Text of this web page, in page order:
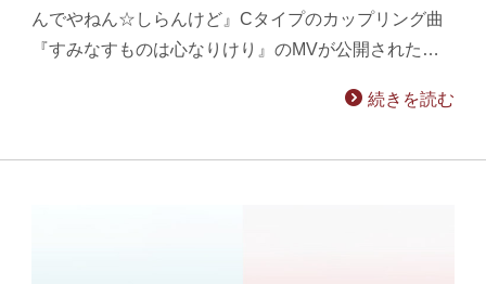
んでやねん☆しらんけど』Cタイプのカップリング曲
『すみなすものは心なりけり』のMVが公開された…
続きを読む